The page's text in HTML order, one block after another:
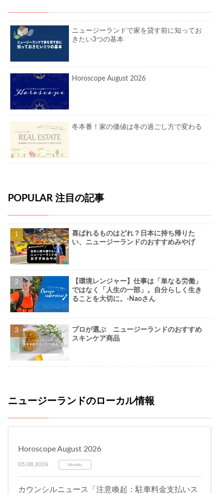
ニュージーランドで家を貸す前に知ってお
きたい3つの基本
Horoscope August 2026
冬本番！家の価値は冬の過ごし方で変わる
POPULAR 注目の記事
喜ばれるものはどれ？日本に持ち帰りた
い、ニュージーランドのおすすめみやげ
【環境レンジャー】仕事は「単なる労働」
ではなく「人生の一部」。自分らしく生き
ることを大切に。-Naoさん
プロが選ぶ ニュージーランドのおすすめ
スキンケア商品
ニュージーランドのローカル情報
Horoscope August 2026
05.08.2026 Monthly
カウンシルニュース「注意喚起：駐車料金支払いス